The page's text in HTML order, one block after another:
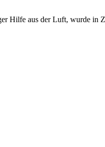
Hilfe aus der Luft, wurde in